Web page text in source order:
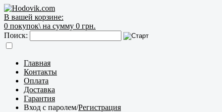
В вашей корзине:
0 покупок\ на сумму 0 грн.
Поиск:
Главная
Контакты
Оплата
Доставка
Гарантия
Вход с паролем/Регистрация